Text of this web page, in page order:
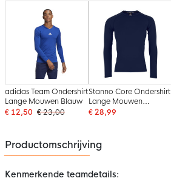
adidas Team Ondershirt
Lange Mouwen Blauw
€ 12,50 € 23,00
Stanno Core Ondershirt
Lange Mouwen
Donkerblauw
€ 28,99
Productomschrijving
Kenmerkende teamdetails: